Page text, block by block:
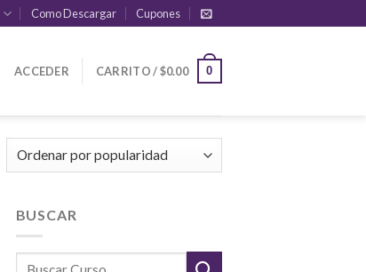
Como Descargar Cupones
ACCEDER CARRITO /$0.00 0
BUSCAR